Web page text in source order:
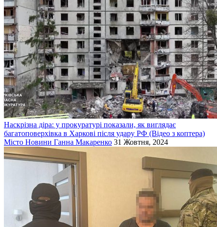
Наскрізна діра: у прокуратурі показали, як виглядає
багатоповерхівка в Харкові після удару РФ (Відео з коптера)
Місто Новини Ганна Макаренко 31 Жовтня, 2024